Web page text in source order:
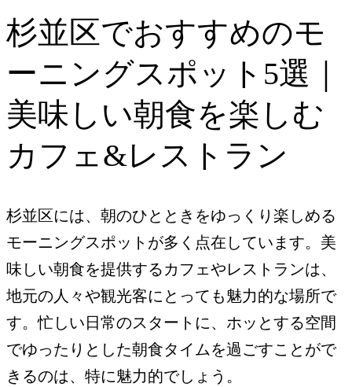
杉並区でおすすめのモ
ーニングスポット5選｜
美味しい朝食を楽しむ
カフェ&レストラン
杉並区には、朝のひとときをゆっくり楽しめる
モーニングスポットが多く点在しています。美
味しい朝食を提供するカフェやレストランは、
地元の人々や観光客にとっても魅力的な場所で
す。忙しい日常のスタートに、ホッとする空間
でゆったりとした朝食タイムを過ごすことがで
きるのは、特に魅力的でしょう。